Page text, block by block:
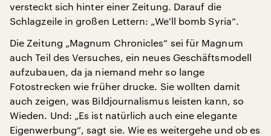
versteckt sich hinter einer Zeitung. Darauf die
Schlagzeile in großen Lettern: „We'll bomb Syria“.
Die Zeitung „Magnum Chronicles“ sei für Magnum
auch Teil des Versuches, ein neues Geschäftsmodell
aufzubauen, da ja niemand mehr so lange
Fotostrecken wie früher drucke. Sie wollten damit
auch zeigen, was Bildjournalismus leisten kann, so
Wieden. Und: „Es ist natürlich auch eine elegante
Eigenwerbung“, sagt sie. Wie es weitergehe und ob es